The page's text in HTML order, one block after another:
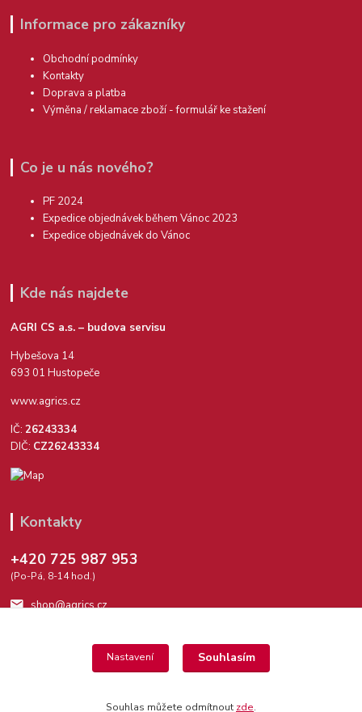
Informace pro zákazníky
Obchodní podmínky
Kontakty
Doprava a platba
Výměna / reklamace zboží - formulář ke stažení
Co je u nás nového?
PF 2024
Expedice objednávek během Vánoc 2023
Expedice objednávek do Vánoc
Kde nás najdete
AGRI CS a.s. – budova servisu
Hybešova 14
693 01 Hustopeče
www.agrics.cz
IČ:26243334
DIČ: CZ26243334
Kontakty
+420 725 987 953
(Po-Pá, 8-14 hod.)
shop@agrics.cz
Nastavení Souhlasím
Souhlas můžete odmítnout zde.